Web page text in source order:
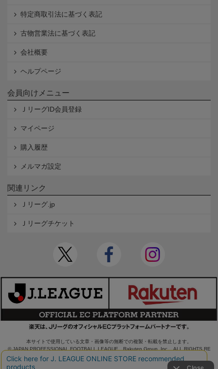
特定商取引法に基づく表記
古物営業法に基づく表記
会社概要
ヘルプページ
会員向けメニュー
ＪリーグID会員登録
マイページ
購入履歴
メルマガ設定
関連リンク
Ｊリーグ.jp
Ｊリーグチケット
本サイトで使用している文章・画像等の無断での複製・転載を禁止します。
© JAPAN PROFESSIONAL FOOTBALL LEAGUE Rakuten Group, Inc. ALL RIGHTS RE
SERVED.